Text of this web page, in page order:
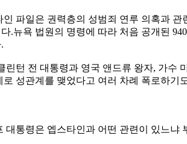
인 파일은 권력층의 성범죄 연루 의혹과
.뉴욕 법원의 명령에 따라 처음 공개된
린턴 전 대통령과 영국 앤드류 왕자, 가수
로 성관계를 맺었다고 여러 차례 폭로하
대통령은 엡스타인과 어떤 관련이 있느냐